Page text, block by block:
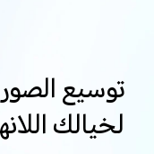
توسيع
لخيالك